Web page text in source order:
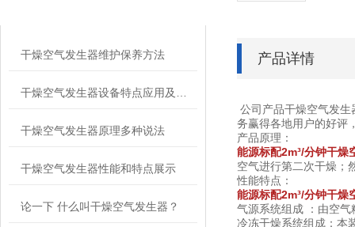
干燥空气发生器维护保养方法
干燥空气发生器原理多种说法
干燥空气发生器性能和特点展示
论一下 什么叫干燥空气发生器？
产品详情
公司产品干燥空气发
务赢得各地用户的好评
产品原理：
能源标配2m³/分钟干燥
空气进行第二次干燥；
性能特点：
能源标配2m³/分钟干燥
气源系统组成 ：由空
冷冻干燥系统组成：本